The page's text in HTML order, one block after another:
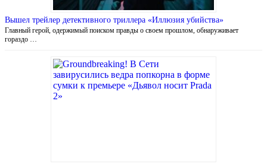
Вышел трейлер детективного триллера «Иллюзия убийства»
Главный герой, одержимый поиском правды о своем прошлом, обнаруживает
гораздо …